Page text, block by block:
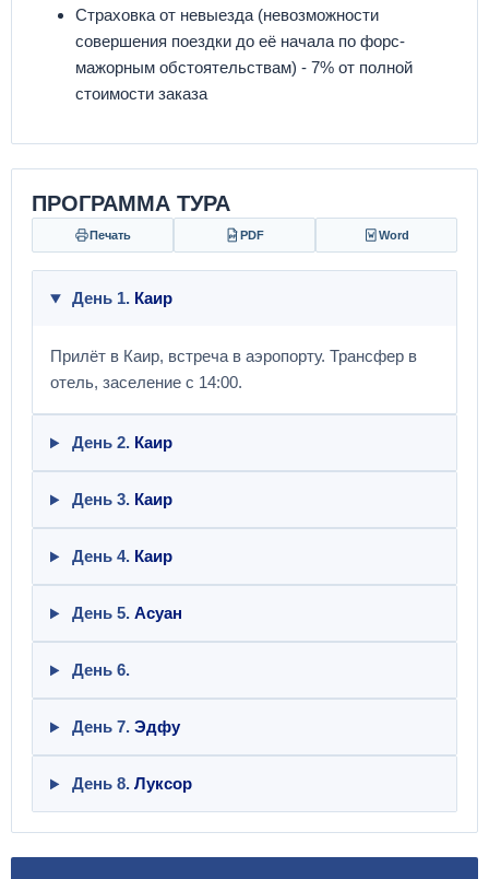
Страховка от невыезда (невозможности
совершения поездки до её начала по форс-
мажорным обстоятельствам) - 7% от полной
стоимости заказа
ПРОГРАММА ТУРА
Печать PDF Word
День 1. Каир
Прилёт в Каир, встреча в аэропорту. Трансфер в
отель, заселение с 14:00.
День 2. Каир
День 3. Каир
День 4. Каир
День 5. Асуан
День 6.
День 7. Эдфу
День 8. Луксор